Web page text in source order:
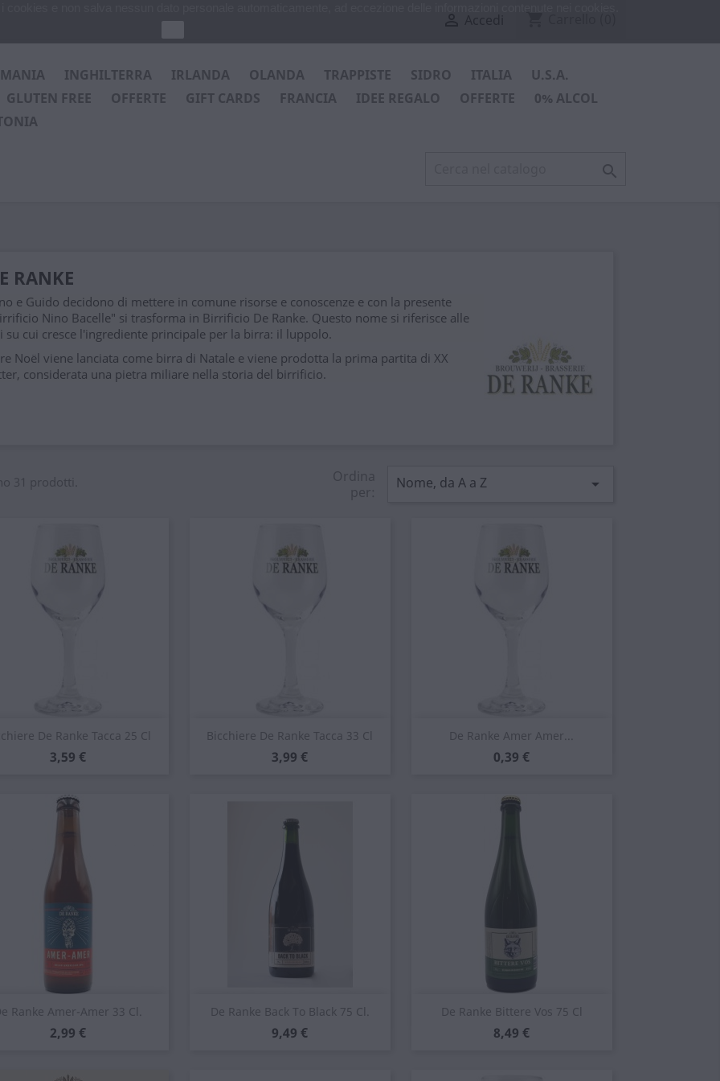
INGHILTERRA IRLANDA OLANDA TRAPPISTE SIDRO ITALIA
U.S.A.
GLUTEN FREE
OFFERTE GIFT CARDS FRANCIA IDEE REGALO OFFERTE
0% ALCOL

RANKE
e Guido decidono di mettere in comune risorse e conoscenze e con la presente
Nino Bacelle" si trasforma in Birrificio De Ranke. Questo nome si riferisce alle
su cui cresce l'ingrediente principale per la birra: il luppolo.
Noël viene lanciata come birra di Natale e viene prodotta la prima partita di XX
considerata una pietra miliare nella storia del birrificio.
31 prodotti.
Ordina
per:
Nome, da A a Z 
De Ranke Tacca 25 Cl
Prezzo
3,59 €
Anteprima Bicchiere De Ranke Tacca 33 Cl
Prezzo
3,99 €
Anteprima De Ranke Amer Amer...
Prezzo
0,39 €
Anteprima
Ranke Amer-Amer 33 Cl.
Prezzo
2,99 €
 Anteprima De Ranke Back To Black 75 Cl.
Prezzo
9,49 €
 Anteprima De Ranke Bittere Vos 75 Cl
Prezzo
8,49 €
Anteprima